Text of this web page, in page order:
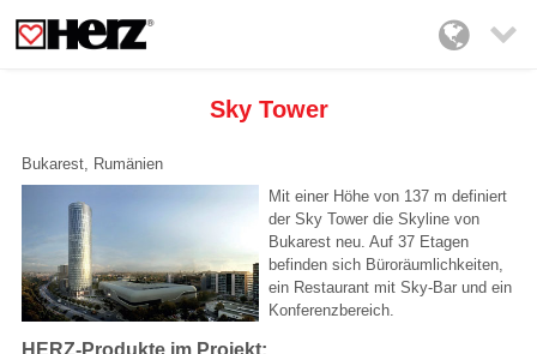

Sky Tower
Bukarest, Rumänien
Mit einer Höhe von 137 m definiert
der Sky Tower die Skyline von
Bukarest neu. Auf 37 Etagen
befinden sich Büroräumlichkeiten,
ein Restaurant mit Sky-Bar und ein
Konferenzbereich.
HERZ-Produkte im Projekt: